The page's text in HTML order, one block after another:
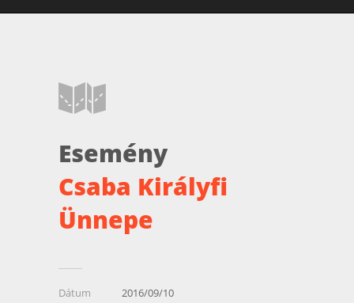
Esemény
Csaba Királyfi
Ünnepe
Dátum
2016/09/10